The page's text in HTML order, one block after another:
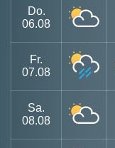
Do.
06.08
Fr.
07.08
Sa.
08.08